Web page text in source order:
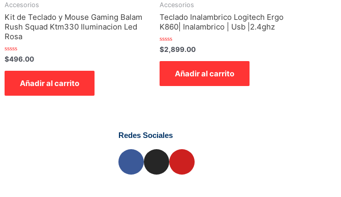
Accesorios
Kit de Teclado y Mouse Gaming Balam
Rush Squad Ktm330 Iluminacion Led
Rosa
Valorado
con
0
$496.00
Añadir al carrito
Accesorios
Teclado Inalambrico Logitech Ergo
K860| Inalambrico | Usb |2.4ghz
Valorado
con
0
$2,899.00
Añadir al carrito
Redes Sociales